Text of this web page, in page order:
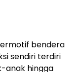
bendera
sendiri terdiri
anak hingga